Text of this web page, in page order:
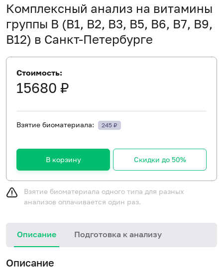
Комплексный анализ на витамины
группы B (B1, B2, B3, B5, B6, B7, B9,
B12) в Санкт-Петербурге
Стоимость:
15680 ₽
Взятие биоматериала: 245 ₽
В корзину Скидки до 50%
Взятие биоматериала одного типа для разных
анализов оплачивается один раз.
Описание Подготовка к анализу
Описание